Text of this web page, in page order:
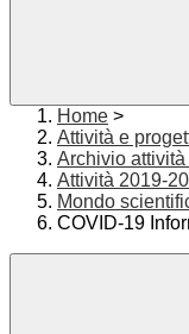
Home >
Attività e
Archivio attività
Attività 2019-
Mondo
COVID-19